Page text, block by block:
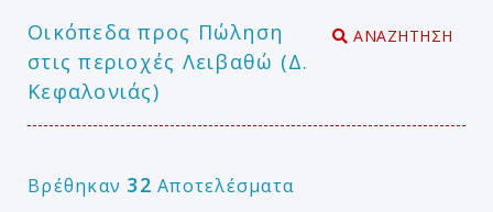
Οικόπεδα προς Πώληση
στις περιοχές Λειβαθώ (Δ.
Κεφαλονιάς)
ΑΝΑΖΗΤΗΣΗ
Βρέθηκαν 32 Αποτελέσματα